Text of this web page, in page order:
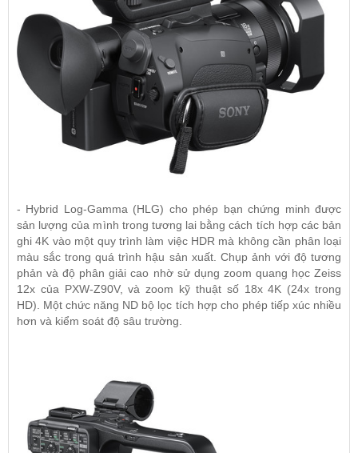
- Hybrid Log-Gamma (HLG) cho phép bạn chứng minh được
sản lượng của mình trong tương lai bằng cách tích hợp các bản
ghi 4K vào một quy trình làm việc HDR mà không cần phân loại
màu sắc trong quá trình hậu sản xuất. Chụp ảnh với độ tương
phản và độ phân giải cao nhờ sử dụng zoom quang học Zeiss
12x của PXW-Z90V, và zoom kỹ thuật số 18x 4K (24x trong
HD). Một chức năng ND bộ lọc tích hợp cho phép tiếp xúc nhiều
hơn và kiểm soát độ sâu trường.